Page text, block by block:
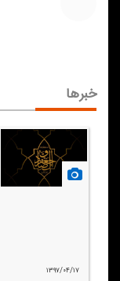
خبرها
۱۳۹۷/۰۴/۱۷